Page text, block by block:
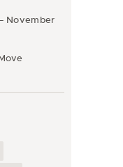
November